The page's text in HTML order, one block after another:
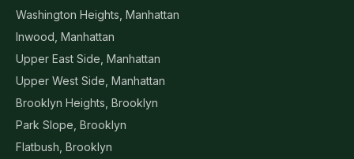
Washington Heights, Manhattan
Inwood, Manhattan
Upper East Side, Manhattan
Upper West Side, Manhattan
Brooklyn Heights, Brooklyn
Park Slope, Brooklyn
Flatbush, Brooklyn